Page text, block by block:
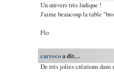
Un univers très ludique !
J'aime beaucoup la table
Flo
carrecoa dit…
De très jolies créations dans